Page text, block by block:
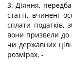
3. Діяння,
статті, вчинені
сплати податків,
вони призвели до
чи державних
розмірах, -